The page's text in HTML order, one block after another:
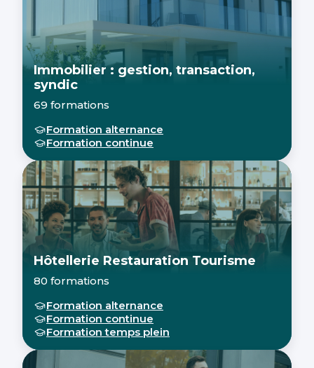
Immobilier : gestion, transaction,
syndic
69 formations
Formation alternance
Formation continue
Hôtellerie Restauration Tourisme
80 formations
Formation alternance
Formation continue
Formation temps plein